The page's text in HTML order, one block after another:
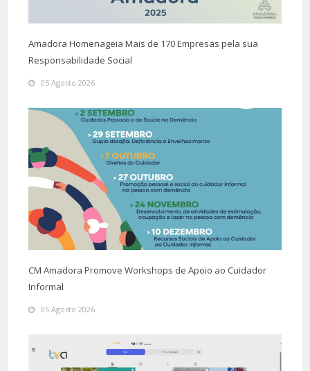
Amadora Homenageia Mais de 170 Empresas pela sua
Responsabilidade Social
05 Agosto 2026
CM Amadora Promove Workshops de Apoio ao Cuidador
Informal
05 Agosto 2026